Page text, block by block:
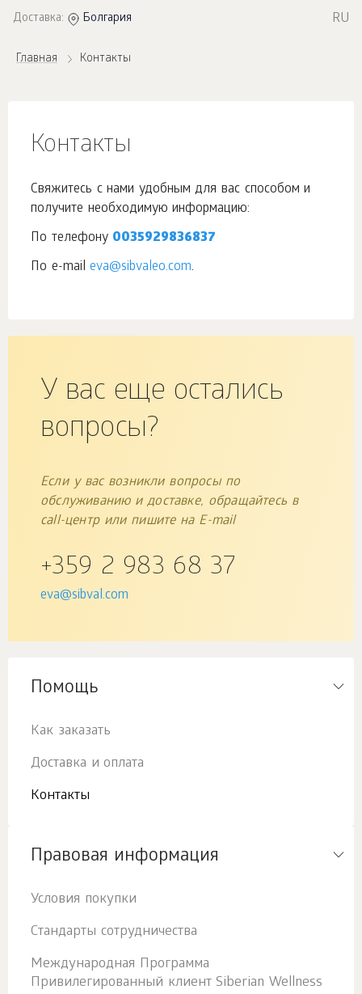
Доставка: Болгария RU
Главная Контакты
Контакты
Свяжитесь с нами удобным для вас способом и
получите необходимую информацию:
По телефону 0035929836837
По e-maileva@sibvaleo.com.
У вас еще остались
вопросы?
Если у вас возникли вопросы по
обслуживанию и доставке, обращайтесь в
call-центр или пишите на E-mail
+359 2 983 68 37
eva@sibval.com
Помощь
Как заказать
Доставка и оплата
Контакты
Правовая информация
Условия покупки
Стандарты сотрудничества
Международная Программа
Привилегированный клиент Siberian Wellness